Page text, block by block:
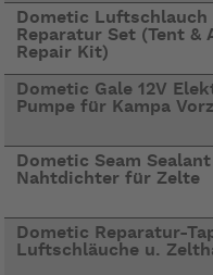
Dometic Luftschlauch
Reparatur Set (Tent &
Repair Kit)
Dometic Gale 12V
Pumpe für Kampa
Dometic Seam
Nahtdichter für Zelte
Dometic Reparatur-
Luftschläuche u.